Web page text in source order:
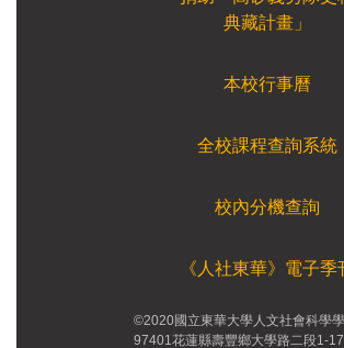
典藏計畫」
本校行事曆
全校課程查詢系統
校內分機查詢
《人社東華》電子季
©2020國立東華大學人文社會科學
97401花蓮縣壽豐鄉大學路二段1-